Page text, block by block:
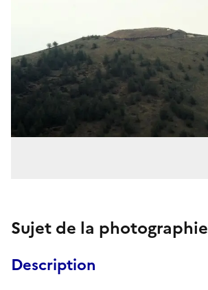
Sujet de la photographie
Description